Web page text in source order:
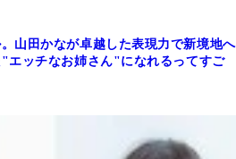
山田かなが卓越した表現力で新境地へ
"エッチなお姉さん"になれるってすご